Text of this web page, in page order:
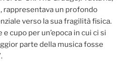
rappresentava un profondo
verso la sua fragilità fisica.
cupo per un’epoca in cui ci si
parte della musica fosse